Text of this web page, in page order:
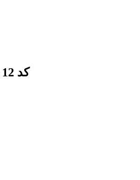
روتختی دو نفره طرح ورساچه هشت تکه پارلاک Parlak کد 12